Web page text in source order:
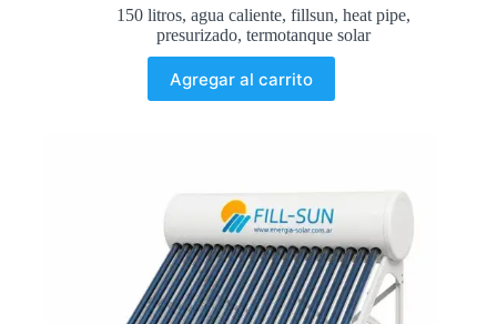
150 litros, agua caliente, fillsun, heat pipe,
presurizado, termotanque solar
Agregar al carrito